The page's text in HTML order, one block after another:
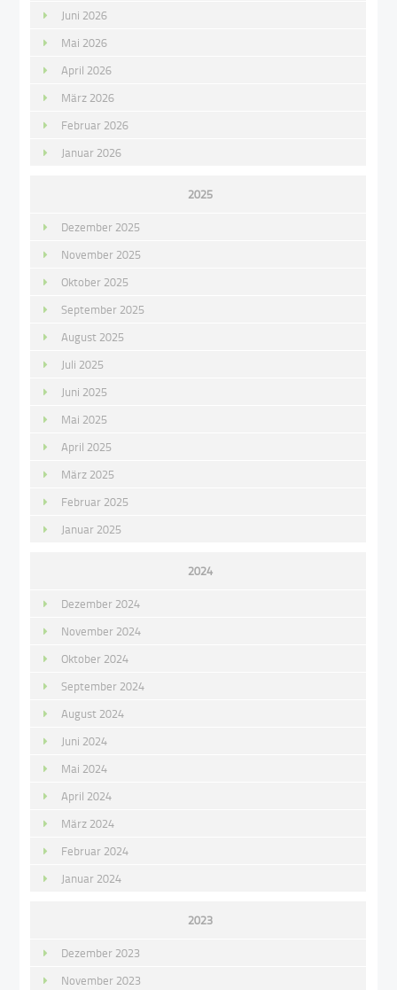
Juni 2026
Mai 2026
April 2026
März 2026
Februar 2026
Januar 2026
2025
Dezember 2025
November 2025
Oktober 2025
September 2025
August 2025
Juli 2025
Juni 2025
Mai 2025
April 2025
März 2025
Februar 2025
Januar 2025
2024
Dezember 2024
November 2024
Oktober 2024
September 2024
August 2024
Juni 2024
Mai 2024
April 2024
März 2024
Februar 2024
Januar 2024
2023
Dezember 2023
November 2023